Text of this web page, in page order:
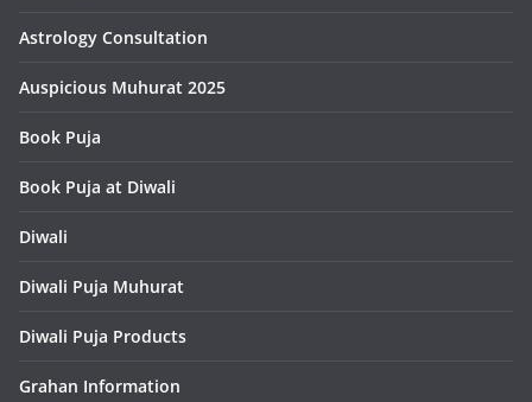
Astrology Consultation
Auspicious Muhurat 2025
Book Puja
Book Puja at Diwali
Diwali
Diwali Puja Muhurat
Diwali Puja Products
Grahan Information